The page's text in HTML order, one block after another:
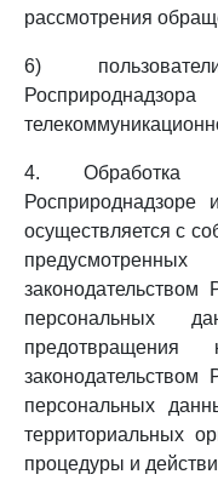
рассмотрения
6)
4. Обработка
Росприроднадзоре
осуществляется с
персональных
предотвращения
персональных
территориальных
процедуры и